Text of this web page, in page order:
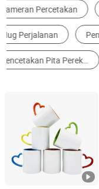
Gelas & Gelas
Hemera (Tianjin)
Tianjin, China